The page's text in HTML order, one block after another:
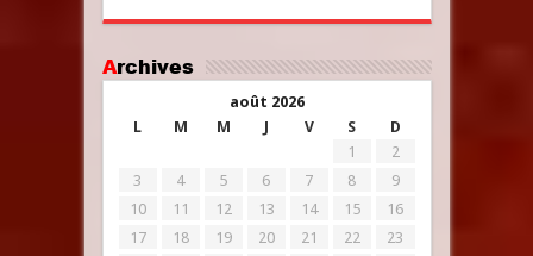
Archives
août 2026
L
M M J V S D
1
2
3
4 5 6 7 8
9
10
11 12 13 14 15
16
17
18 19 20 21 22
23